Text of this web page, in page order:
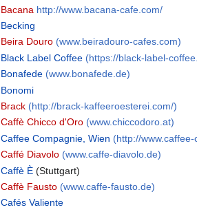
Bacana http://www.bacana-cafe.com/
Becking
Beira Douro (www.beiradouro-cafes.com)
Black Label Coffee (https://black-label-
Bonafede (www.bonafede.de)
Bonomi
Brack (http://brack-kaffeeroesterei.com/)
Caffè Chicco d'Oro (www.chiccodoro.at)
Caffee Compagnie, Wien (http://
Caffé Diavolo (www.caffe-diavolo.de)
Caffè È (Stuttgart)
Caffè Fausto (www.caffe-fausto.de)
Cafés Valiente